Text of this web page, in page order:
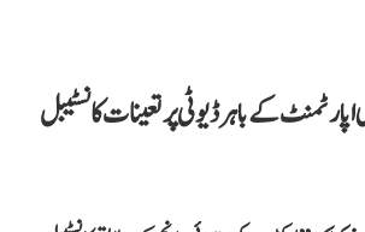
کے باہر ڈیوٹی پر تعینات کانسٹیبل